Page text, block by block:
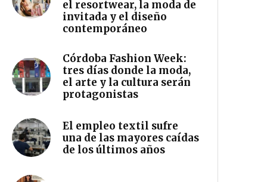
el resortwear, la moda de
invitada y el diseño
contemporáneo
Córdoba Fashion Week:
tres días donde la moda,
el arte y la cultura serán
protagonistas
El empleo textil sufre
una de las mayores caídas
de los últimos años